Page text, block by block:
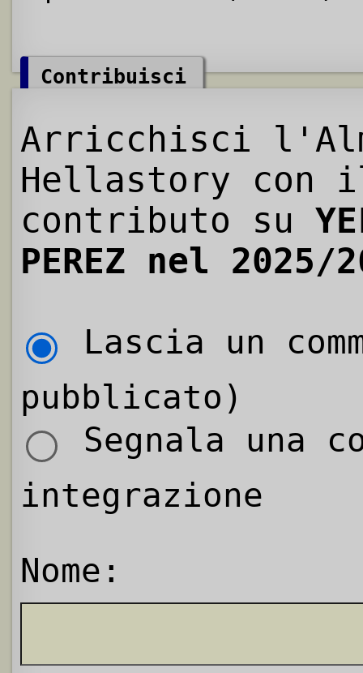
Contribuisci
Arricchisci
Hellastory con
contributo su
PEREZ nel
Lascia un
pubblicato)
Segnala una
integrazione
Nome: